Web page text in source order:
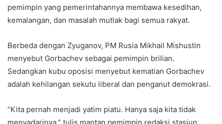
pemimpin yang pemerintahannya membawa kesedihan,
kemalangan, dan masalah mutlak bagi semua rakyat.
Berbeda dengan Zyuganov, PM Rusia Mikhail Mishustin
menyebut Gorbachev sebagai pemimpin brilian.
Sedangkan kubu oposisi menyebut kematian Gorbachev
adalah kehilangan sekutu liberal dan penganut demokrasi.
“Kita pernah menjadi yatim piatu. Hanya saja kita tidak